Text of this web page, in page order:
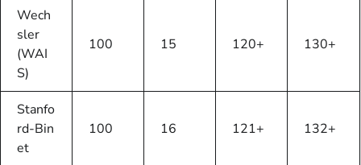
Wech
sler
(WAI
S)
100 15 120+ 130+
Stanfo
rd-Bin
et
100 16 121+ 132+